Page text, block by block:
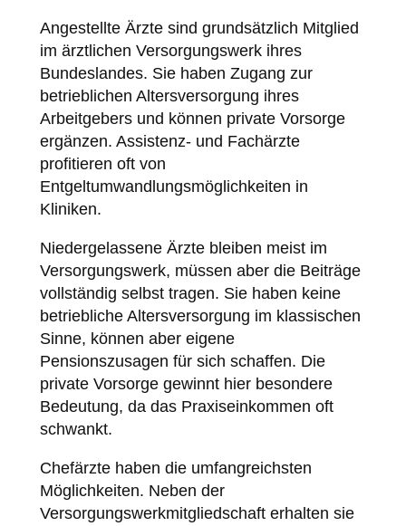
Angestellte Ärzte sind grundsätzlich Mitglied
im ärztlichen Versorgungswerk ihres
Bundeslandes. Sie haben Zugang zur
betrieblichen Altersversorgung ihres
Arbeitgebers und können private Vorsorge
ergänzen. Assistenz- und Fachärzte
profitieren oft von
Entgeltumwandlungsmöglichkeiten in
Kliniken.
Niedergelassene Ärzte bleiben meist im
Versorgungswerk, müssen aber die Beiträge
vollständig selbst tragen. Sie haben keine
betriebliche Altersversorgung im klassischen
Sinne, können aber eigene
Pensionszusagen für sich schaffen. Die
private Vorsorge gewinnt hier besondere
Bedeutung, da das Praxiseinkommen oft
schwankt.
Chefärzte haben die umfangreichsten
Möglichkeiten. Neben der
Versorgungswerkmitgliedschaft erhalten sie